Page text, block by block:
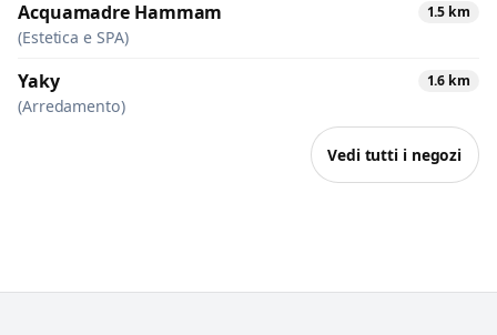
Acquamadre Hammam 1.5 km
(Estetica e SPA)
Yaky 1.6 km
(Arredamento)
Vedi tutti i negozi